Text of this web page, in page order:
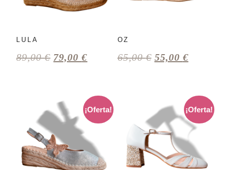
LULA
89,00€ 79,00€
OZ
65,00€ 55,00 €
¡Oferta! ¡Oferta!